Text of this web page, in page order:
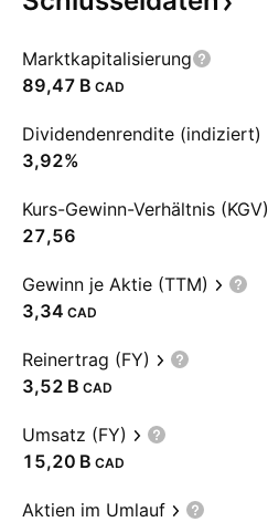
Marktkapitalisierung
‪89,47 B‬ CAD
Dividendenrendite (indiziert)
3,92%
Kurs-Gewinn-Verhältnis (KGV)
27,56
Gewinn je Aktie (TTM)
3,34 CAD
Reinertrag (FY)
‪3,52 B‬ CAD
Umsatz (FY)
‪15,20 B‬ CAD
Aktien im Umlauf